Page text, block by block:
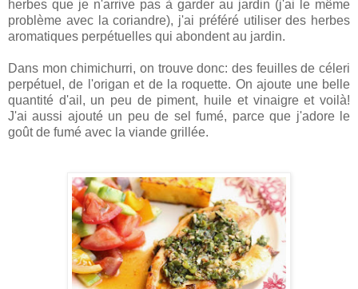
herbes que je n'arrive pas à garder au jardin (j'ai le même
problème avec la coriandre), j'ai préféré utiliser des herbes
aromatiques perpétuelles qui abondent au jardin.
Dans mon chimichurri, on trouve donc: des feuilles de céleri
perpétuel, de l'origan et de la roquette. On ajoute une belle
quantité d'ail, un peu de piment, huile et vinaigre et voilà!
J'ai aussi ajouté un peu de sel fumé, parce que j'adore le
goût de fumé avec la viande grillée.